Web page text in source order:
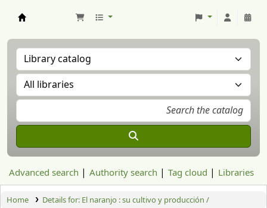
Advanced search Authority search Tag cloud Libraries
Home Details for: El naranjo : su cultivo y producción /